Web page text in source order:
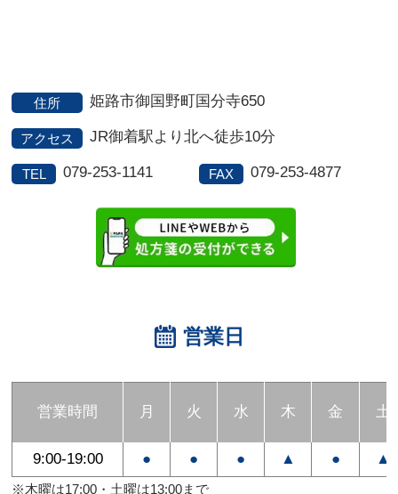
住所 姫路市御国野町国分寺650
アクセス JR御着駅より北へ徒歩10分
TEL 079-253-1141 FAX 079-253-4877
営業日
営業時間 月 火 水 木 金 土
9:00-19:00 ● ● ● ▲ ● ▲
※木曜は17:00・土曜は13:00まで